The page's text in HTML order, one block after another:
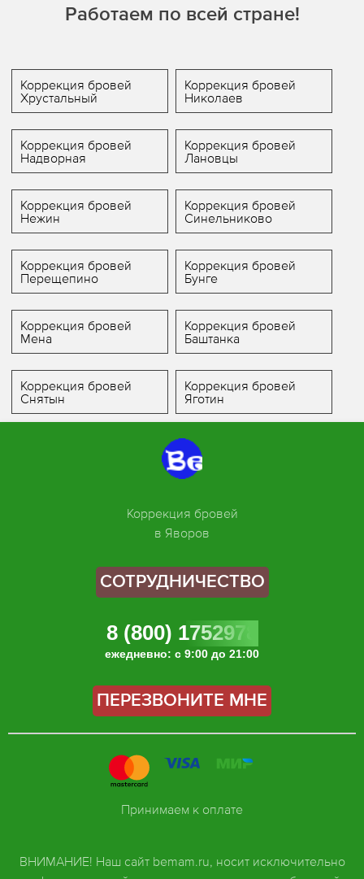
Работаем по всей стране!
Коррекция бровей
Хрустальный
Коррекция бровей
Николаев
Коррекция бровей
Надворная
Коррекция бровей
Лановцы
Коррекция бровей
Нежин
Коррекция бровей
Синельниково
Коррекция бровей
Перещепино
Коррекция бровей
Бунге
Коррекция бровей
Мена
Коррекция бровей
Баштанка
Коррекция бровей
Снятын
Коррекция бровей
Яготин
Коррекция бровей
в Яворов
СОТРУДНИЧЕСТВО
8 (800) 1752978
ежедневно: с 9:00 до 21:00
ПЕРЕЗВОНИТЕ МНЕ
ВНИМАНИЕ! Наш сайт bemam.ru, носит исключительно
Принимаем к оплате